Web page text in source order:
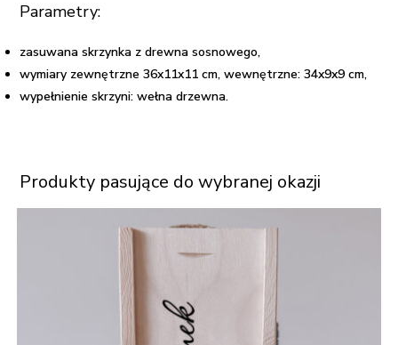
Parametry:
zasuwana skrzynka z drewna sosnowego,
wymiary zewnętrzne 36x11x11 cm, wewnętrzne: 34x9x9 cm,
wypełnienie skrzyni: wełna drzewna.
Produkty pasujące do wybranej okazji